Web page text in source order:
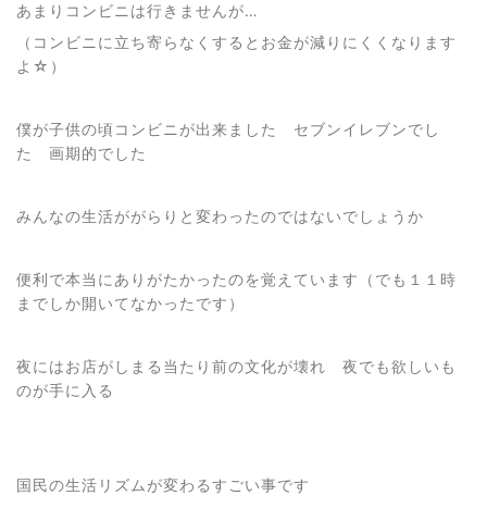
あまりコンビニは行きませんが…
（コンビニに立ち寄らなくするとお金が減りにくくなります
よ☆）
僕が子供の頃コンビニが出来ました セブンイレブンでし
た 画期的でした
みんなの生活ががらりと変わったのではないでしょうか
便利で本当にありがたかったのを覚えています（でも１１時
までしか開いてなかったです）
夜にはお店がしまる当たり前の文化が壊れ 夜でも欲しいも
のが手に入る
国民の生活リズムが変わるすごい事です